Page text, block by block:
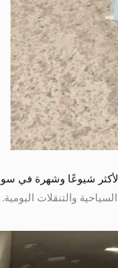
شيوعًا وشهرة في
والتنقلات